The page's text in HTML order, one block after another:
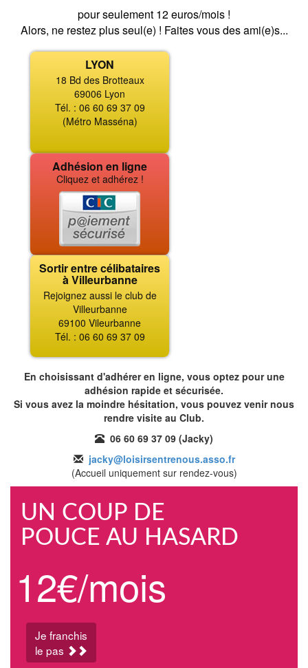
pour seulement 12 euros/mois !
Alors, ne restez plus seul(e) ! Faites vous des ami(e)s...
LYON
18 Bd des Brotteaux
69006 Lyon
Tél. : 06 60 69 37 09
(Métro Masséna)
Adhésion en ligne
Cliquez et adhérez !
Sortir entre célibataires
à Villeurbanne
Rejoignez aussi le club de
Villeurbanne
69100 Vileurbanne
Tél. : 06 60 69 37 09
En choisissant d'adhérer en ligne, vous optez pour une
adhésion rapide et sécurisée.
Si vous avez la moindre hésitation, vous pouvez venir nous
rendre visite au Club.
06 60 69 37 09 (Jacky)
jacky@loisirsentrenous.asso.fr
(Accueil uniquement sur rendez-vous)
UN COUP DE
POUCE AU HASARD
12€/mois
Je franchis
le pas